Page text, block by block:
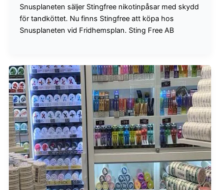
Snusplaneten säljer Stingfree nikotinpåsar med skydd
för tandköttet. Nu finns Stingfree att köpa hos
Snusplaneten vid Fridhemsplan. Sting Free AB